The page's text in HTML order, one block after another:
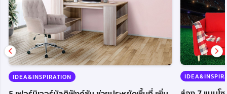
IDEA&INSPIRATION